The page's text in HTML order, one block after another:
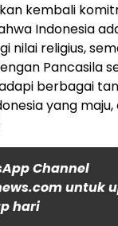
kembali
Indonesia
nilai religius,
Pancasila
berbagai
yang
Channel
untuk
hari